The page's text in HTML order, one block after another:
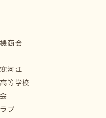
商会
河江
等学校
ブ